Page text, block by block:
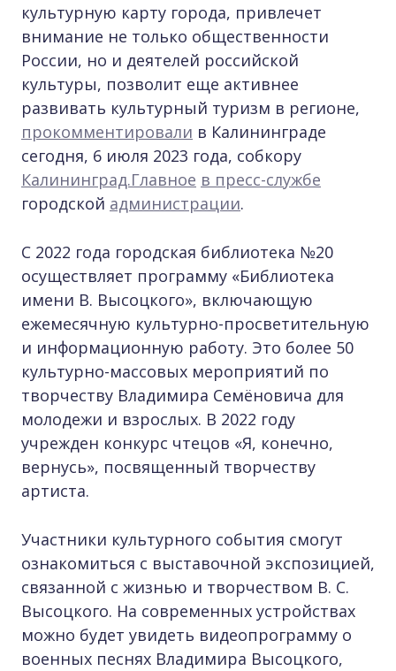
культурную карту города, привлечет
внимание не только общественности
России, но и деятелей российской
культуры, позволит еще активнее
развивать культурный туризм в регионе,
прокомментировали в Калининграде
сегодня, 6 июля 2023 года, собкору
Калининград.Главное в пресс-службе
городской администрации.
С 2022 года городская библиотека №20
осуществляет программу «Библиотека
имени В. Высоцкого», включающую
ежемесячную культурно-просветительную
и информационную работу. Это более 50
культурно-массовых мероприятий по
творчеству Владимира Семёновича для
молодежи и взрослых. В 2022 году
учрежден конкурс чтецов «Я, конечно,
вернусь», посвященный творчеству
артиста.
Участники культурного события смогут
ознакомиться с выставочной экспозицией,
связанной с жизнью и творчеством В. С.
Высоцкого. На современных устройствах
можно будет увидеть видеопрограмму о
военных песнях Владимира Высоцкого,